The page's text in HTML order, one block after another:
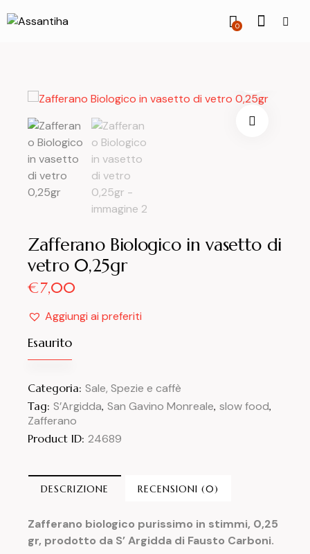
0
Zafferano Biologico in vasetto di
vetro 0,25gr
€7,00
Aggiungi ai preferiti
Esaurito
Categoria: Sale, Spezie e caffè
Tag: S’Argidda, San Gavino Monreale, slow food,
Zafferano
Product ID: 24689
DESCRIZIONE RECENSIONI (0)
Zafferano biologico purissimo in stimmi, 0,25
gr, prodotto da S’ Argidda di Fausto Carboni.